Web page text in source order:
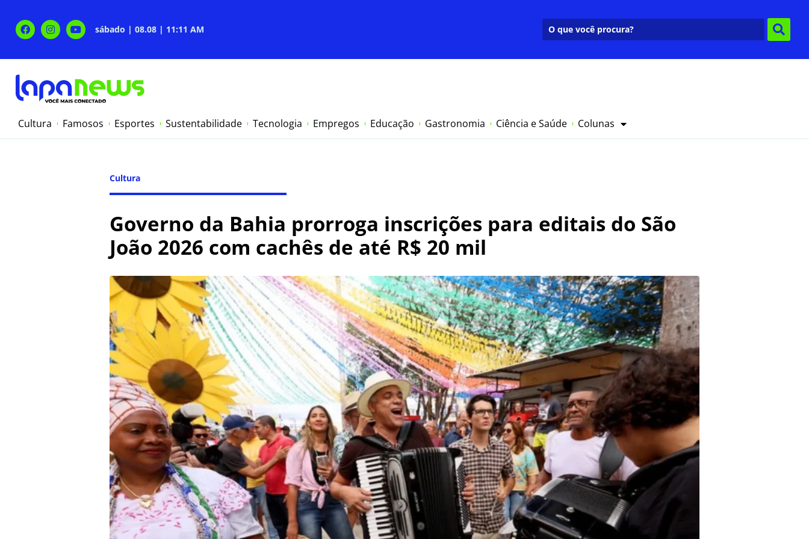
sábado | 08.08 | 11:11 AM
Cultura Famosos Esportes Sustentabilidade Tecnologia Empregos Educação Gastronomia Ciência e Saúde Colunas
Cultura
Governo da Bahia prorroga inscrições para editais do São
João 2026 com cachês de até R$ 20 mil